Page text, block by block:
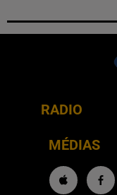
RADIO
MÉDIAS